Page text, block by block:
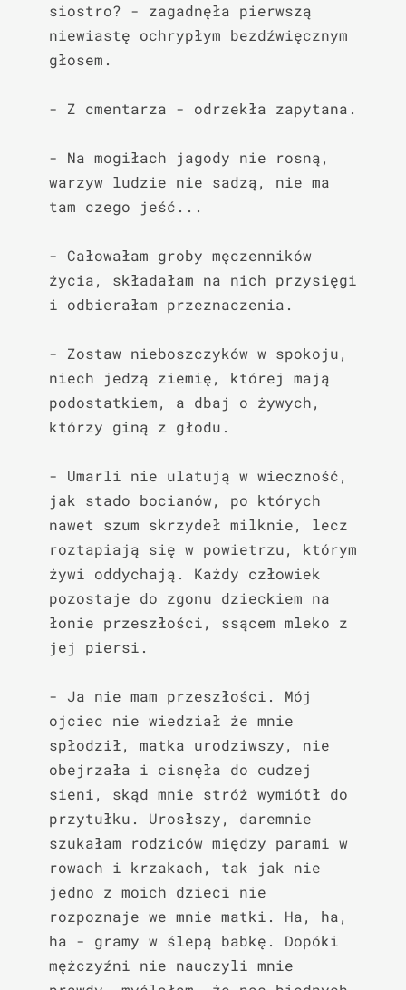
siostro? - zagadnęła pierwszą
niewiastę ochrypłym bezdźwięcznym
głosem.
- Z cmentarza - odrzekła zapytana.
- Na mogiłach jagody nie rosną,
warzyw ludzie nie sadzą, nie ma
tam czego jeść...
- Całowałam groby męczenników
życia, składałam na nich przysięgi
i odbierałam przeznaczenia.
- Zostaw nieboszczyków w spokoju,
niech jedzą ziemię, której mają
podostatkiem, a dbaj o żywych,
którzy giną z głodu.
- Umarli nie ulatują w wieczność,
jak stado bocianów, po których
nawet szum skrzydeł milknie, lecz
roztapiają się w powietrzu, którym
żywi oddychają. Każdy człowiek
pozostaje do zgonu dzieckiem na
łonie przeszłości, ssącem mleko z
jej piersi.
- Ja nie mam przeszłości. Mój
ojciec nie wiedział że mnie
spłodził, matka urodziwszy, nie
obejrzała i cisnęła do cudzej
sieni, skąd mnie stróż wymiótł do
przytułku. Urosłszy, daremnie
szukałam rodziców między parami w
rowach i krzakach, tak jak nie
jedno z moich dzieci nie
rozpoznaje we mnie matki. Ha, ha,
ha - gramy w ślepą babkę. Dopóki
mężczyźni nie nauczyli mnie